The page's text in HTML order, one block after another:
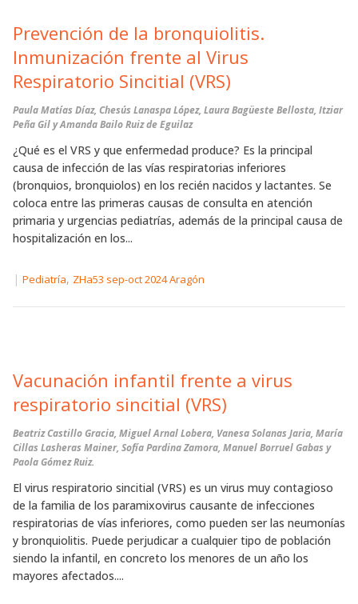
Prevención de la bronquiolitis.
Inmunización frente al Virus
Respiratorio Sincitial (VRS)
Paula Matías Díaz, Chesús Lanaspa López, Laura Bagüeste Bellosta, Itziar
Peña Gil y Amanda Bailo Ruiz de Eguilaz
¿Qué es el VRS y que enfermedad produce? Es la principal
causa de infección de las vías respiratorias inferiores
(bronquios, bronquiolos) en los recién nacidos y lactantes. Se
coloca entre las primeras causas de consulta en atención
primaria y urgencias pediatrías, además de la principal causa de
hospitalización en los...
| Pediatría, ZHa53 sep-oct 2024 Aragón
Vacunación infantil frente a virus
respiratorio sincitial (VRS)
Beatriz Castillo Gracia, Miguel Arnal Lobera, Vanesa Solanas Jaria, María
Cillas Lasheras Mainer, Sofía Pardina Zamora, Manuel Borruel Gabas y
Paola Gómez Ruiz.
El virus respiratorio sincitial (VRS) es un virus muy contagioso
de la familia de los paramixovirus causante de infecciones
respiratorias de vías inferiores, como pueden ser las neumonías
y bronquiolitis. Puede perjudicar a cualquier tipo de población
siendo la infantil, en concreto los menores de un año los
mayores afectados....